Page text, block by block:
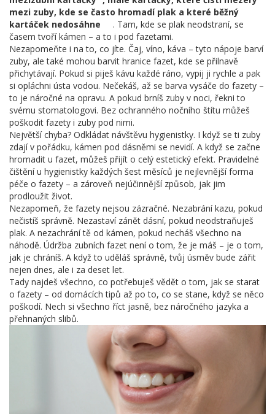
mezi zuby, kde se často hromadí plak a které běžný
kartáček nedosáhne
. Tam, kde se plak neodstraní, se
časem tvoří kámen – a to i pod fazetami.
Nezapomeňte i na to, co jíte. Čaj, víno, káva – tyto nápoje barví
zuby, ale také mohou barvit hranice fazet, kde se přilnavě
přichytávají. Pokud si piješ kávu každé ráno, vypij ji rychle a pak
si opláchni ústa vodou. Nečekáš, až se barva vysáče do fazety –
to je náročné na opravu. A pokud brníš zuby v noci, řekni to
svému stomatologovi. Bez ochranného nočního štítu můžeš
poškodit fazety i zuby pod nimi.
Největší chyba? Odkládat návštěvu hygienistky. I když se ti zuby
zdají v pořádku, kámen pod dásněmi se nevidí. A když se začne
hromadit u fazet, můžeš přijít o celý estetický efekt. Pravidelné
čištění u hygienistky každých šest měsíců je nejlevnější forma
péče o fazety – a zároveň nejúčinnější způsob, jak jim
prodloužit život.
Nezapomeň, že fazety nejsou zázračné. Nezabrání kazu, pokud
nečistíš správně. Nezastaví zánět dásní, pokud neodstraňuješ
plak. A nezachrání tě od kámen, pokud necháš všechno na
náhodě. Údržba zubních fazet není o tom, že je máš – je o tom,
jak je chráníš. A když to uděláš správně, tvůj úsměv bude zářit
nejen dnes, ale i za deset let.
Tady najdeš všechno, co potřebuješ vědět o tom, jak se starat
o fazety – od domácích tipů až po to, co se stane, když se něco
poškodí. Nech si všechno říct jasně, bez náročného jazyka a
přehnaných slibů.